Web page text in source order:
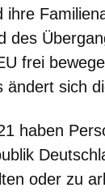
ihre
des
frei
ändert sich
haben
oder zu